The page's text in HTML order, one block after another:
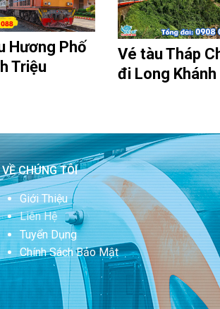
Hương Phố
Triệu
Vé tàu Tháp
đi Long Khánh
VỀ CHÚNG TÔI
Giới Thiệu
Liên Hệ
Tuyển Dụng
Chính Sách Bảo Mật